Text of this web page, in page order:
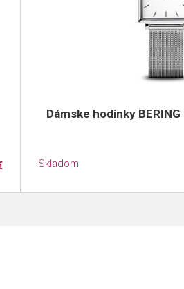
Dámske hodinky
Skladom